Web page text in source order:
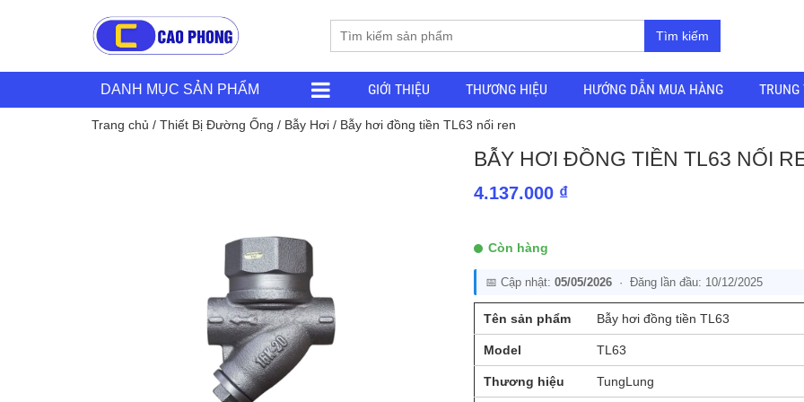
Tìm kiếm
DANH MỤC SẢN PHẨM GIỚI THIỆU THƯƠNG HIỆU HƯỚNG DẪN MUA HÀNG
Trang chủ / Thiết Bị Đường Ống / Bẫy Hơi / Bẫy hơi đồng tiền TL63 nối ren
BẪY HƠI ĐỒNG TIỀN TL63 NỐI
4.137.000 ₫
Còn hàng
📅 Cập nhật: 05/05/2026· Đăng lần đầu: 10/12/2025
Tên sản phẩm Bẫy hơi đồng tiền TL63
Model TL63
Thương hiệu TungLung